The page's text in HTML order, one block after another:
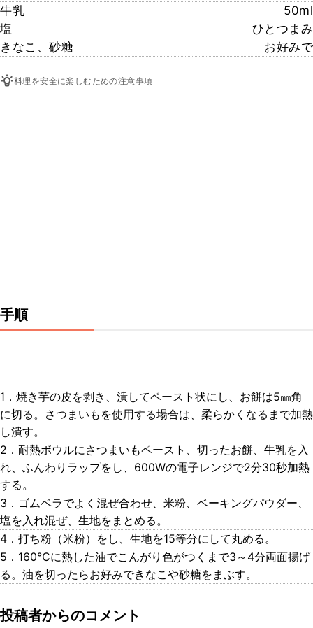
牛乳
50ml
塩
ひとつまみ
きなこ、砂糖
お好みで
料理を安全に楽しむための注意事項
手順
1．焼き芋の皮を剥き、潰してペースト状にし、お餅は5㎜角
に切る。さつまいもを使用する場合は、柔らかくなるまで加熱
し潰す。
2．耐熱ボウルにさつまいもペースト、切ったお餅、牛乳を入
れ、ふんわりラップをし、600Wの電子レンジで2分30秒加熱
する。
3．ゴムベラでよく混ぜ合わせ、米粉、ベーキングパウダー、
塩を入れ混ぜ、生地をまとめる。
4．打ち粉（米粉）をし、生地を15等分にして丸める。
5．160℃に熱した油でこんがり色がつくまで3～4分両面揚げ
る。油を切ったらお好みできなこや砂糖をまぶす。
投稿者からのコメント